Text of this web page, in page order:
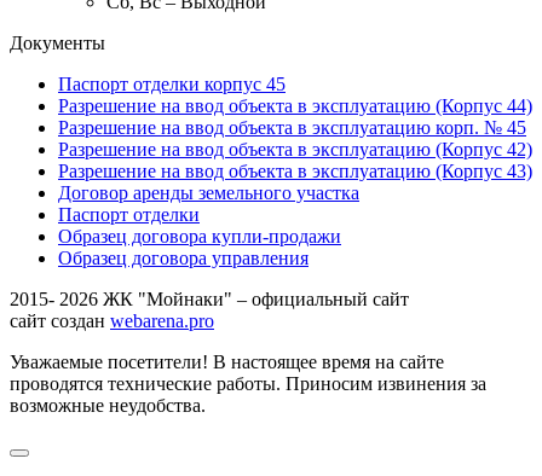
Документы
Паспорт отделки корпус 45
Разрешение на ввод объекта в эксплуатацию (Корпус 44)
Разрешение на ввод объекта в эксплуатацию корп. № 45
Разрешение на ввод объекта в эксплуатацию (Корпус 42)
Разрешение на ввод объекта в эксплуатацию (Корпус 43)
Договор аренды земельного участка
Паспорт отделки
Образец договора купли-продажи
Образец договора управления
2015- 2026 ЖК "Мойнаки" – официальный сайт
сайт создан webarena.pro
Уважаемые посетители! В настоящее время на сайте
проводятся технические работы. Приносим извинения за
возможные неудобства.